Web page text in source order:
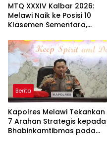
MTQ XXXIV Kalbar 2026:
Melawi Naik ke Posisi 10
Klasemen Sementara,
Peringkat Lebih Baik
Berlanjut
Berita
Kapolres Melawi Tekankan
7 Arahan Strategis kepada
Bhabinkamtibmas pada